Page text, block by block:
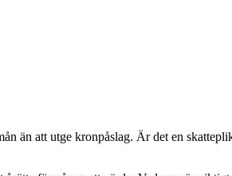
än att utge kronpåslag. Är det en